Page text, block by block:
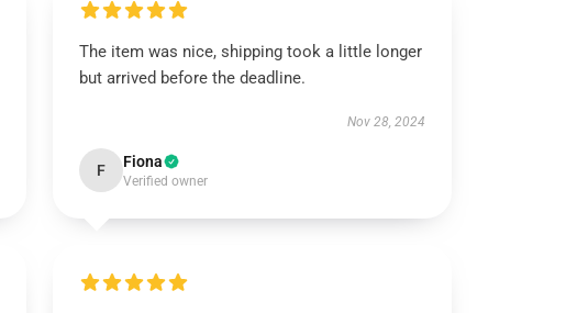
The item was nice, shipping took a little longer
but arrived before the deadline.
Nov 28, 2024
F Fiona
Verified owner